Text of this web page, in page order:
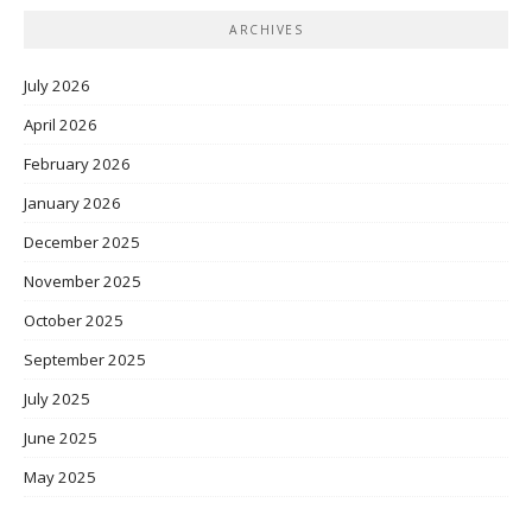
ARCHIVES
July 2026
April 2026
February 2026
January 2026
December 2025
November 2025
October 2025
September 2025
July 2025
June 2025
May 2025